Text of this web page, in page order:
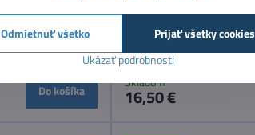
Do košíka
Drevené tortičky
Skladom
16,50 €
Ukázať podrobnosti
Prijať všetky cookies
Odmietnuť všetko